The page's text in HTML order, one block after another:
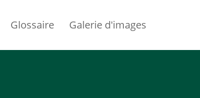
Glossaire Galerie d'images